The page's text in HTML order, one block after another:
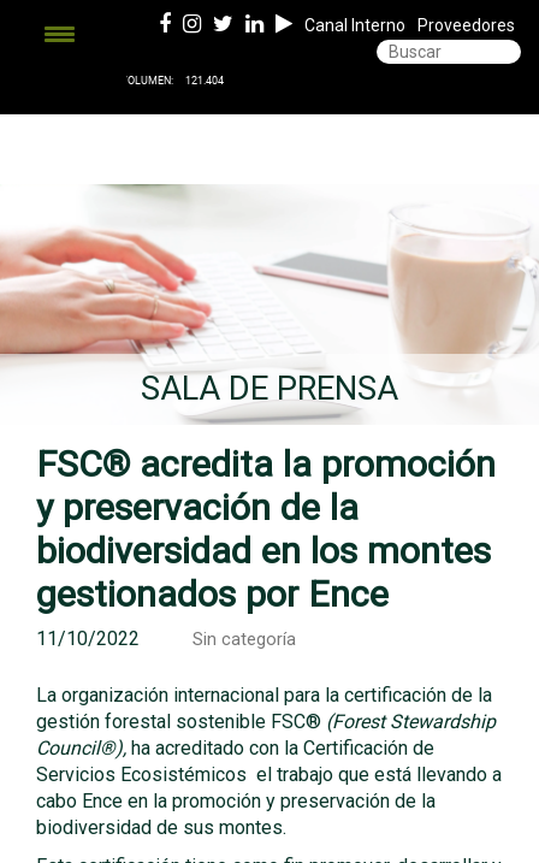
Canal Interno Proveedores
SALA DE PRENSA
FSC® acredita la promoción
y preservación de la
biodiversidad en los montes
gestionados por Ence
11/10/2022 Sin categoría
La organización internacional para la certificación de la
gestión forestal sostenible FSC® (Forest Stewardship
Council®), ha acreditado con la Certificación de
Servicios Ecosistémicos el trabajo que está llevando a
cabo Ence en la promoción y preservación de la
biodiversidad de sus montes.